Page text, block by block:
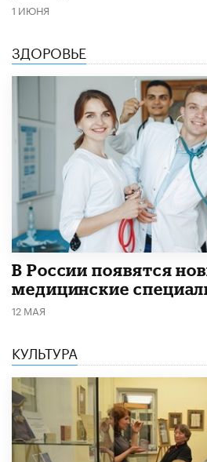
1 ИЮНЯ
ЗДОРОВЬЕ
В России появятся
медицинские
12 МАЯ
КУЛЬТУРА